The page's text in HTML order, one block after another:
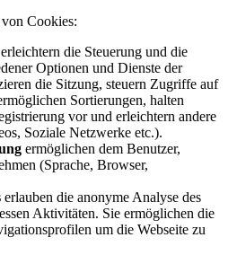
Cookies:
erleichtern die Steuerung und die
Optionen und Dienste der
die Sitzung, steuern Zugriffe auf
Sortierungen, halten
vor und erleichtern andere
Soziale Netzwerke etc.).
ermöglichen dem Benutzer,
(Sprache, Browser,
erlauben die anonyme Analyse des
Aktivitäten. Sie ermöglichen die
um die Webseite zu